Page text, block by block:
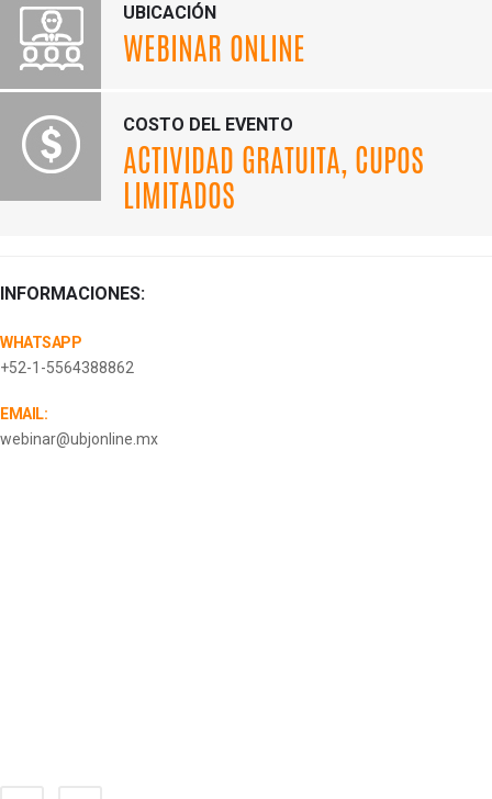
UBICACIÓN
WEBINAR ONLINE
COSTO DEL EVENTO
ACTIVIDAD GRATUITA, CUPOS
LIMITADOS
INFORMACIONES:
WHATSAPP
+52-1-5564388862​⁠​
EMAIL:
webinar@ubjonline.mx